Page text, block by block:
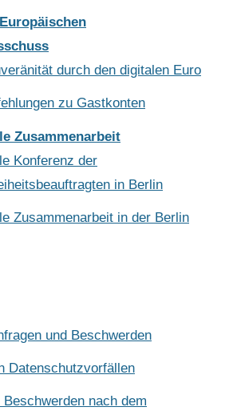
durch den digitalen Euro
zu Gastkonten
Zusammenarbeit
Konferenz der
in Berlin
Zusammenarbeit in der Berlin
und Beschwerden
Datenschutzvorfällen
nach dem